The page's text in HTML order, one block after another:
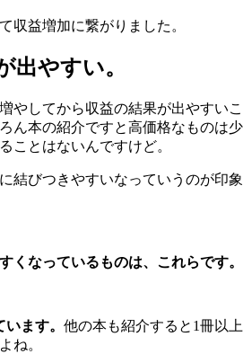
収益増加に繋がりました。
出やすい。
やしてから収益の結果が出やすいこ
ん本の紹介ですと高価格なものは少
ことはないんですけど。
結びつきやすいなっていうのが印象
くなっているものは、これらです。
ます。 他の本も紹介すると1冊以上
ね。